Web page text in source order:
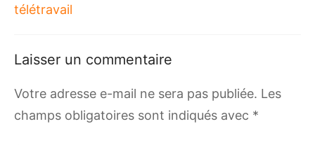
télétravail
Laisser un commentaire
Votre adresse e-mail ne sera pas publiée. Les
champs obligatoires sont indiqués avec *